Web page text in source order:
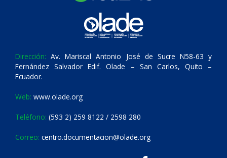
Dirección: Av. Mariscal Antonio José de Sucre N58-63 y
Fernández Salvador Edif. Olade – San Carlos, Quito –
Ecuador.
Web: www.olade.org
Teléfono: (593 2) 259 8122 / 2598 280
Correo: centro.documentacion@olade.org